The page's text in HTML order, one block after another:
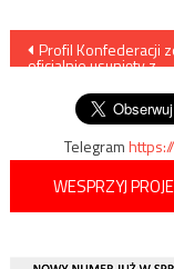
Nawigacja
wpisu
Profil Konfederacji
oficjalnie usunięty z
Telegram
WESPRZYJ